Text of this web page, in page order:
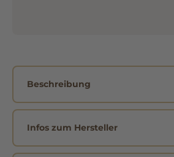
Beschreibung
Infos zum Hersteller